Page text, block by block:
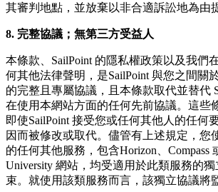
其審判地點，並放棄以非合適訴訟地為由
8. 完整協議；無第三方受益人
本條款、SailPoint 的隱私權政策以及我們
何其他法律聲明，是SailPoint 與您之間關
的完整且專屬協議，且本條款取代並替代
在使用本網站方面的任何先前協議。這些
即使SailPoint 接受您或任何其他人的任何
因而被修改或取代。儘管有上述規定，您
的任何其他服務，包含Horizon、Compass
University 網站，均受適用於此類服務的
束。就使用該類服務而言，該獨立協議將